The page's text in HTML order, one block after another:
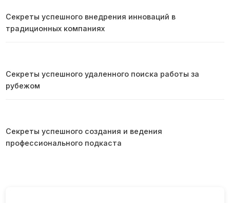
Секреты успешного внедрения инноваций в
традиционных компаниях
Секреты успешного удаленного поиска работы за
рубежом
Секреты успешного создания и ведения
профессионального подкаста